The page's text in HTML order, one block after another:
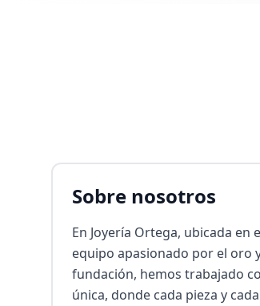
Sobre nosotros
En Joyería Ortega, ubicada
equipo apasionado por el oro
fundación, hemos trabajado
única, donde cada pieza y